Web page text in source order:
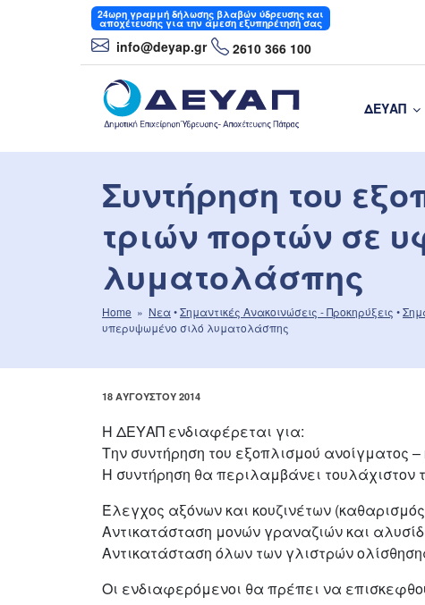
περιεχόμενο
24ωρη γραμμή δήλωσης βλαβών ύδρευσης και
αποχέτευσης για την άμεση εξυπηρέτησή σας
info@deyap.gr 2610 366 100
ΔΕΥΑΠ
ΔΕΥΑΠ
Συντήρηση του
τριών πορτών σε
λυματολάσπης
Home » Νεα•Σημαντικές Aνακοινώσεις - Προκηρύξεις •
υπερυψωμένο σιλό λυματολάσπης
ΔΗΜΟΣΙΕΎΤΗΚΕ
18 ΑΥΓΟΎΣΤΟΥ 2014
Η ΔΕΥΑΠ ενδιαφέρεται για:
Την συντήρηση του εξοπλισμού ανοίγματος
Η συντήρηση θα περιλαμβάνει
Έλεγχος αξόνων και κουζινέτων
Αντικατάσταση μονών γραναζιών και
Αντικατάσταση όλων των γλιστρών
Οι ενδιαφερόμενοι θα πρέπει να